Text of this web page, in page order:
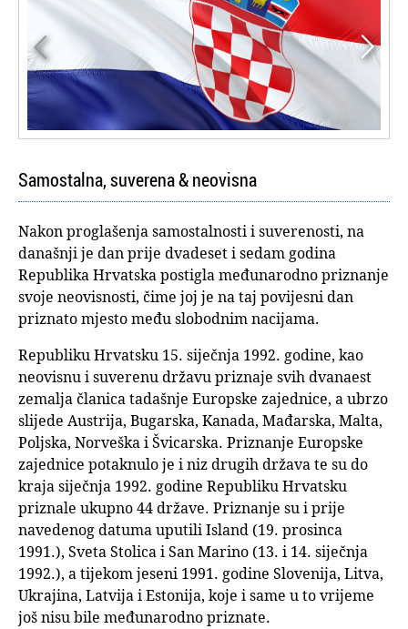


Samostalna, suverena & neovisna
Nakon proglašenja samostalnosti i suverenosti, na
današnji je dan prije dvadeset i sedam godina
Republika Hrvatska postigla međunarodno priznanje
svoje neovisnosti, čime joj je na taj povijesni dan
priznato mjesto među slobodnim nacijama.
Republiku Hrvatsku 15. siječnja 1992. godine, kao
neovisnu i suverenu državu priznaje svih dvanaest
zemalja članica tadašnje Europske zajednice, a ubrzo
slijede Austrija, Bugarska, Kanada, Mađarska, Malta,
Poljska, Norveška i Švicarska. Priznanje Europske
zajednice potaknulo je i niz drugih država te su do
kraja siječnja 1992. godine Republiku Hrvatsku
priznale ukupno 44 države. Priznanje su i prije
navedenog datuma uputili Island (19. prosinca
1991.), Sveta Stolica i San Marino (13. i 14. siječnja
1992.), a tijekom jeseni 1991. godine Slovenija, Litva,
Ukrajina, Latvija i Estonija, koje i same u to vrijeme
još nisu bile međunarodno priznate.